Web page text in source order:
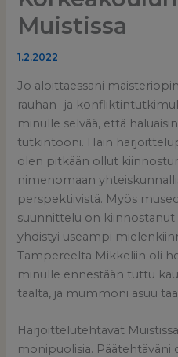
Muistissa
1.2.2022
Jo aloittaessani
rauhan- ja
minulle selvää, että
tutkintooni. Hain
olen pitkään ollut
nimenomaan
perspektiivistä. Myös
suunnittelu on kiinnostanut
yhdistyi useampi
Tampereelta Mikkeliin oli
minulle ennestään tuttu
täältä, ja mummoni asuu
Harjoittelutehtävät
monipuolisia. Päätehtäväni